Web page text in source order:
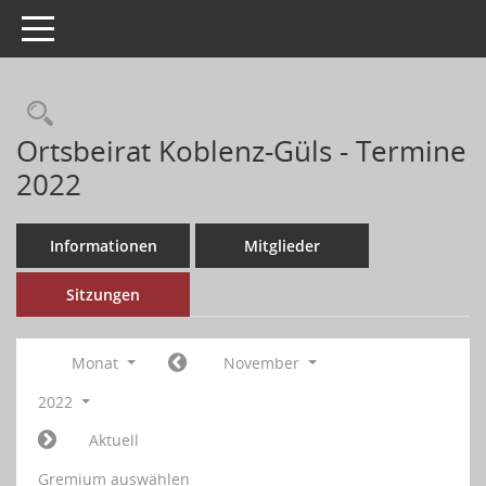
Toggle navigation
Ortsbeirat Koblenz-Güls - Termine
2022
Informationen Mitglieder
Sitzungen
Monat
November
2022
Aktuell
Gremium auswählen